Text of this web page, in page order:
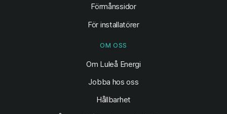
Förmånssidor
För installatörer
OM OSS
Om Luleå Energi
Jobba hos oss
Hållbarhet